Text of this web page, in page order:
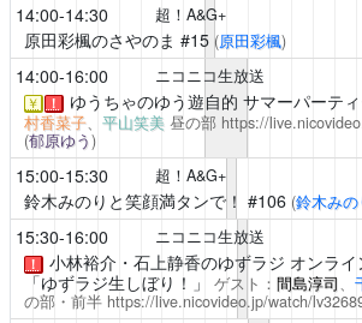
14:00-14:30 超！A&G+
原田彩楓のさやのま #15 (原田彩楓)
14:00-16:00 ニコニコ生放送
￥ ！ ゆうちゃのゆう遊自的 サマーパーティ
村香菜子、 平山笑美 昼の部 https://
(郁原ゆう)
15:00-15:30 超！A&G+
鈴木みのりと笑顔満タンで！ #106 (鈴木みの
15:30-16:00 ニコニコ生放送
！
小林裕介・石上静香のゆずラジ オンライ
「ゆずラジ生しぼり！」
ゲスト： 間島淳司、
の部・前半 https://live.nicovideo.jp/watch/